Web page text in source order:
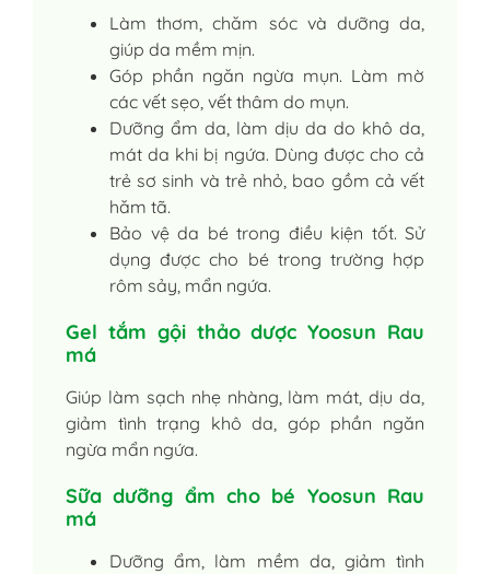
Làm thơm, chăm sóc và dưỡng da,
giúp da mềm mịn.
Góp phần ngăn ngừa mụn. Làm mờ
các vết sẹo, vết thâm do mụn.
Dưỡng ẩm da, làm dịu da do khô da,
mát da khi bị ngứa. Dùng được cho cả
trẻ sơ sinh và trẻ nhỏ, bao gồm cả vết
hăm tã.
Bảo vệ da bé trong điều kiện tốt. Sử
dụng được cho bé trong trường hợp
rôm sảy, mẩn ngứa.
Gel tắm gội thảo dược Yoosun Rau
má
Giúp làm sạch nhẹ nhàng, làm mát, dịu da,
giảm tình trạng khô da, góp phần ngăn
ngừa mẩn ngứa.
Sữa dưỡng ẩm cho bé Yoosun Rau
má
Dưỡng ẩm, làm mềm da, giảm tình